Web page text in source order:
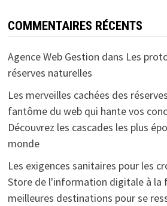
COMMENTAIRES RÉCENTS
Agence Web Gestion dans Les
réserves naturelles
Les merveilles cachées des
fantôme du web qui hante vos
Découvrez les cascades les plus
monde
Les exigences sanitaires pour les
Store de l'information digitale à la
meilleures destinations pour se